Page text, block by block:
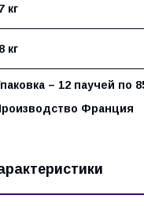
кг
кг
– 12 паучей по
Франция